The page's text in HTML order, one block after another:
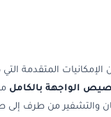
المتقدمة
الواجهة بالكامل من